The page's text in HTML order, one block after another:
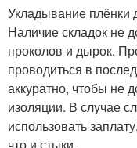
Укладывание плёнки
Наличие складок не
проколов и дырок.
проводиться в
аккуратно, чтобы не
изоляции. В случае
использовать